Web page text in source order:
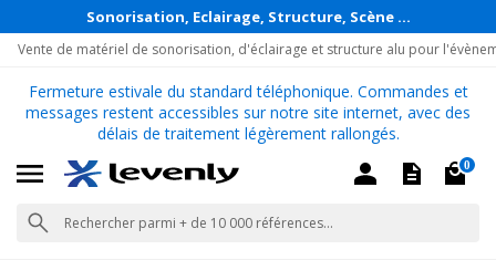
Sonorisation, Eclairage, Structure, Scène ...
Vente de matériel de sonorisation, d'éclairage et structure alu pour
Fermeture estivale du standard téléphonique. Commandes et
messages restent accessibles sur notre site internet, avec des
délais de traitement légèrement rallongés.
0